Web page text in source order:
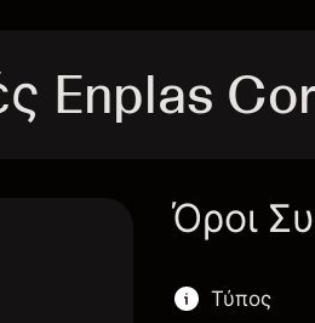
Enplas
Όροι
Τύπος